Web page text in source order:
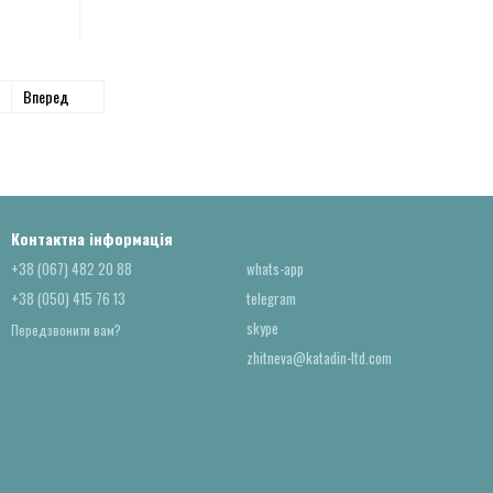
Вперед
Контактна інформація
+38 (067) 482 20 88
+38 (050) 415 76 13
Передзвонити вам?
whats-app
telegram
skype
zhitneva@katadin-ltd.com